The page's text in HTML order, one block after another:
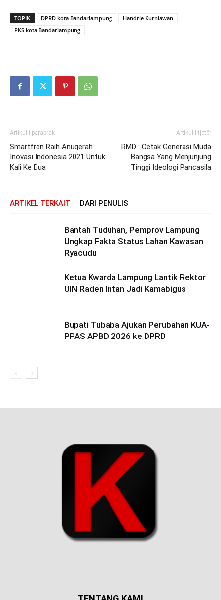
TOPIK DPRD kota Bandarlampung
Handrie Kurniawan
PKS kota Bandarlampung
Artikulli paraprak
Smartfren Raih Anugerah
Inovasi Indonesia 2021 Untuk
Kali Ke Dua
Artikulli tjetër
RMD : Cetak Generasi Muda
Bangsa Yang Menjunjung
Tinggi Ideologi Pancasila
ARTIKEL TERKAIT DARI PENULIS
Bantah Tuduhan, Pemprov Lampung
Ungkap Fakta Status Lahan Kawasan
Ryacudu
Ketua Kwarda Lampung Lantik Rektor
UIN Raden Intan Jadi Kamabigus
Bupati Tubaba Ajukan Perubahan KUA-
PPAS APBD 2026 ke DPRD